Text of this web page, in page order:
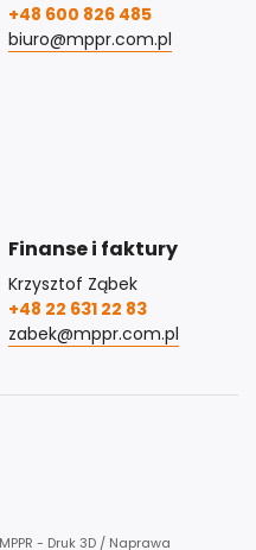
+48 600 826 485
biuro@mppr.com.pl
Finanse i faktury
Krzysztof Ząbek
+48 22 631 22 83
zabek@mppr.com.pl
- Druk 3D / Naprawa